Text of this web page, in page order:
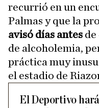
recurrió en un
Palmas y que la
avisó días antes
de alcoholemia,
práctica muy
el estadio de
El Deportivo